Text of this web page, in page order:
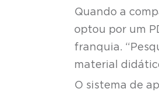
Quando a
optou por um
franquia.
material
O sistema de